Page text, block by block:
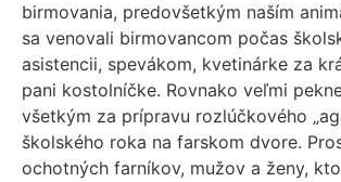
birmovania, predovšetkým naším
sa venovali birmovancom počas
asistencii, spevákom, kvetinárke za
pani kostolníčke. Rovnako veľmi
všetkým za prípravu rozlúčkového
školského roka na farskom dvore.
ochotných farníkov, mužov a ženy,